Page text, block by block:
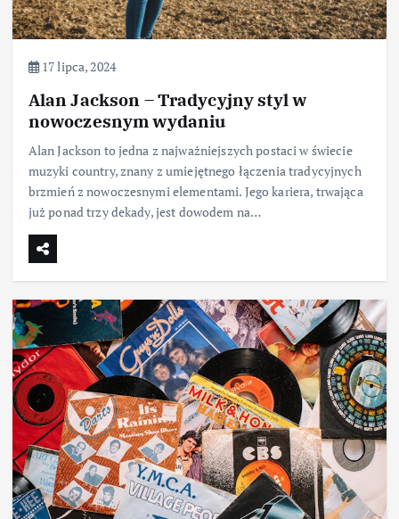
17 lipca, 2024
Alan Jackson – Tradycyjny styl w
nowoczesnym wydaniu
Alan Jackson to jedna z najważniejszych postaci w świecie
muzyki country, znany z umiejętnego łączenia tradycyjnych
brzmień z nowoczesnymi elementami. Jego kariera, trwająca
już ponad trzy dekady, jest dowodem na…